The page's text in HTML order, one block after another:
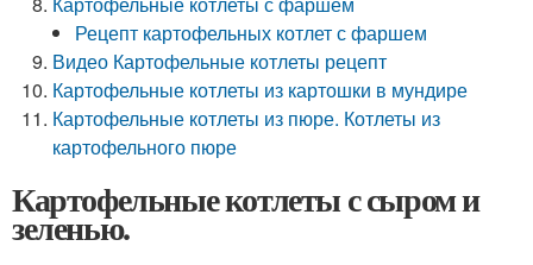
Рецепт картофельных котлет с фаршем
Видео Картофельные котлеты рецепт
Картофельные котлеты из картошки в мундире
Картофельные котлеты из пюре. Котлеты из
картофельного пюре
Картофельные котлеты с сыром и
зеленью.